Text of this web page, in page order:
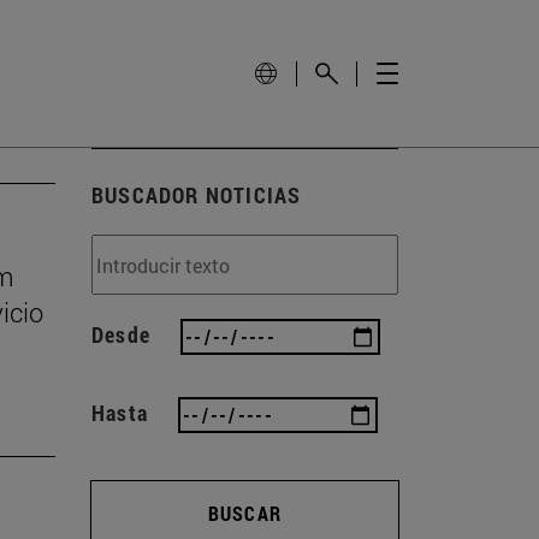
BUSCADOR NOTICIAS
Desde
Hasta
BUSCAR